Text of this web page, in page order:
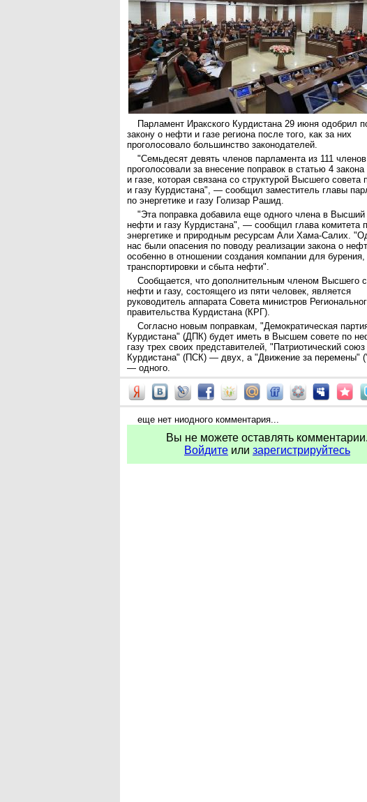
Парламент Иракского Курдистана 29 июня одобрил
закону о нефти и газе региона после того, как за них
проголосовало большинство законодателей.
"Семьдесят девять членов парламента из 111 членов
проголосовали за внесение поправок в статью 4
и газе, которая связана со структурой Высшего совета
и газу Курдистана", — сообщил заместитель главы
по энергетике и газу Голизар Рашид.
"Эта поправка добавила еще одного члена в Высший
нефти и газу Курдистана", — сообщил глава комитета
энергетике и природным ресурсам Али Хама-Салих.
нас были опасения по поводу реализации закона о
особенно в отношении создания компании для бурения,
транспортировки и сбыта нефти".
Сообщается, что дополнительным членом Высшего
нефти и газу, состоящего из пяти человек, является
руководитель аппарата Совета министров
правительства Курдистана (КРГ).
Согласно новым поправкам, "Демократическая
Курдистана" (ДПК) будет иметь в Высшем совете по
газу трех своих представителей, "Патриотический союз
Курдистана" (ПСК) — двух, а "Движение за перемены"
— одного.
еще нет ниодного комментария...
Вы не можете оставлять комментарии.
Войдите или зарегистрируйтесь